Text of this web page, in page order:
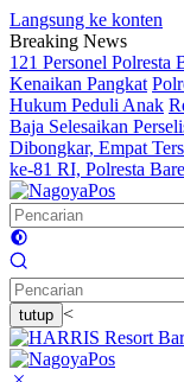
Langsung ke konten
Breaking News
121 Personel
Kenaikan Pangkat
Hukum Peduli Anak
Baja Selesaikan
Dibongkar, Empat
ke-81 RI, Polresta
tutup <